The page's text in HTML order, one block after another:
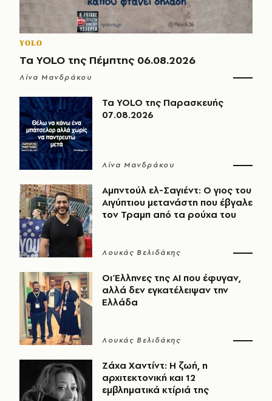
YOLO
Τα YOLO της Πέμπτης 06.08.2026
Λίνα Μανδράκου
Τα YOLO της Παρασκευής
07.08.2026
Λίνα Μανδράκου
Αμπντούλ ελ-Σαγιέντ: Ο γιος του
Αιγύπτιου μετανάστη που έβγαλε
τον Τραμπ από τα ρούχα του
Λουκάς Βελιδάκης
Οι Έλληνες της ΑΙ που έφυγαν,
αλλά δεν εγκατέλειψαν την
Ελλάδα
Λουκάς Βελιδάκης
Ζάχα Χαντίντ: Η ζωή, η
αρχιτεκτονική και 12
εμβληματικά κτίριά της